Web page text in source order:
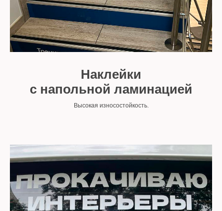
Наклейки
с напольной ламинацией
Высокая износостойкость.